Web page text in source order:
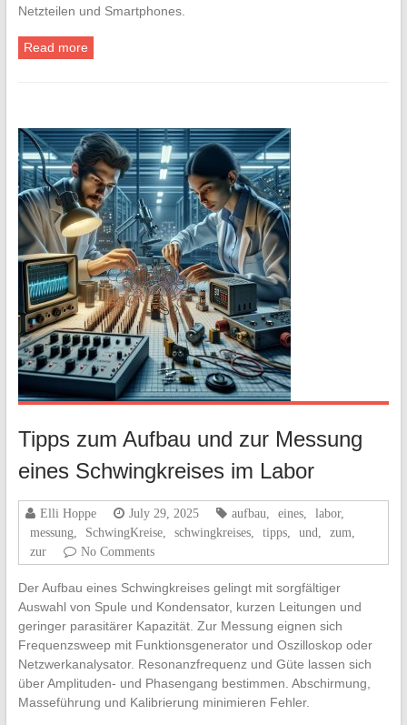
Netzteilen und Smartphones.
Read more
Tipps zum Aufbau und zur Messung
eines Schwingkreises im Labor
Elli Hoppe July 29, 2025 aufbau eines, labor,
messung
SchwingKreise, schwingkreises, tipps, und zum
zur
No Comments
Der Aufbau eines Schwingkreises gelingt mit sorgfältiger
Auswahl von Spule und Kondensator, kurzen Leitungen und
geringer parasitärer Kapazität. Zur Messung eignen sich
Frequenzsweep mit Funktionsgenerator und Oszilloskop oder
Netzwerkanalysator. Resonanzfrequenz und Güte lassen sich
über Amplituden- und Phasengang bestimmen. Abschirmung,
Masseführung und Kalibrierung minimieren Fehler.